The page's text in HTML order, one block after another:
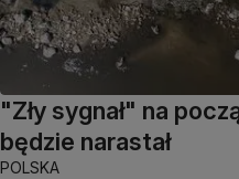
"Zły sygnał" na
będzie narastał
POLSKA